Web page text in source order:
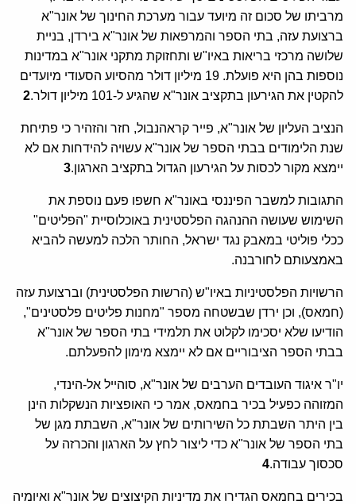
מרביתו של סכום זה מיועד עבור מערכת החינוך של אונר"א
ברצועת עזה, בתי הספר והמרפאות של אונר"א בירדן, בניית
שלושה מרכזי בריאות באיו"ש ותחזוקת מתקני אונר"א במדינות
נוספות בהן היא פועלת. 19 מיליון דולר מהסיוע הסעודי מיועדים
להקטין את הגירעון בתקציב אונר"א שהגיע ל-101 מיליון דולר.
2
הנציב העליון של אונר"א, פייר קראהנבול, חזר והזהיר כי פתיחת
שנת הלימודים בבתי הספר של אונר"א עשויה להידחות אם לא
יימצא מקור לכסות על הגירעון הגדול בתקציב הארגון.3
התגובות למשבר הפיננסי באונר"א חשפו פעם נוספת את
השימוש שעושה ההנהגה הפלסטינית באוכלוסיית "הפליטים"
ככלי פוליטי במאבק נגד ישראל, החותר הלכה למעשה להביא
באמצעותם לחורבנה.
הרשויות הפלסטיניות באיו"ש (הרשות הפלסטינית) וברצועת עזה
(חמאס), וכן ירדן שבשטחה מספר "מחנות פליטים פלסטינים",
הודיעו שלא יסכימו לקלוט את תלמידי בתי הספר של אונר"א
בבתי הספר הציבוריים אם לא יימצא מימון להפעלתם.
יו"ר איגוד העובדים הערבים של אונר"א, סוהייל אל-הינדי,
המזוהה כפעיל בכיר בחמאס, אמר כי האופציות הנשקלות הינן
בין היתר השבתת כל השירותים של אונר"א, השבתת מגן של
בתי הספר של אונר"א כדי ליצור לחץ על הארגון והכרזה על
סכסוך עבודה.4
בכירים בחמאס הגדירו את מדיניות הקיצוצים של אונר"א ואיומיה